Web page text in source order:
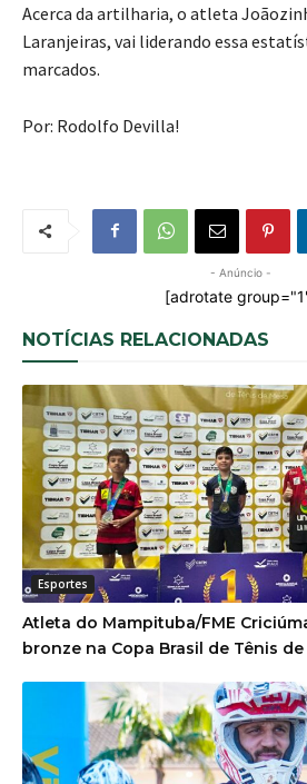
Acerca da artilharia, o atleta
Laranjeiras, vai liderando essa
marcados.
Por: Rodolfo Devilla!
- Anúncio -
[adrotate
NOTÍCIAS RELACIONADAS
Esportes
Atleta do Mampituba/FME
bronze na Copa Brasil de Tênis de